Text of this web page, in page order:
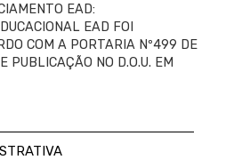
EAD:
EAD FOI
COM A PORTARIA Nº499 DE
NO D.O.U. EM